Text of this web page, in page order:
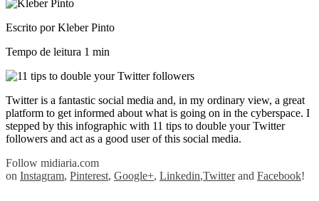
Escrito por Kleber Pinto
Tempo de leitura 1 min
Twitter is a fantastic social media and, in my ordinary view, a great
platform to get informed about what is going on in the cyberspace. I
stepped by this infographic with 11 tips to double your Twitter
followers and act as a good user of this social media.
Follow midiaria.com
on Instagram, Pinterest, Google+, Linkedin,Twitterand Facebook!